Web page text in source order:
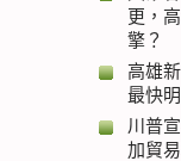
更，
擎？
高雄
最快
川普
加貿